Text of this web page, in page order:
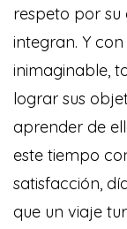
respeto por
integran. Y
inimaginable,
lograr sus
aprender de
este tiempo
satisfacción,
que un viaje